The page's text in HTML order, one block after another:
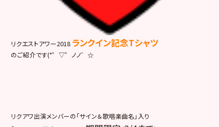
リクエストアワー2018 ランクイン記念Tシャツ
のご紹介です(*゜▽゜ノノ゛☆
リクアワ出演メンバーの「サイン＆歌唱楽曲名」入り